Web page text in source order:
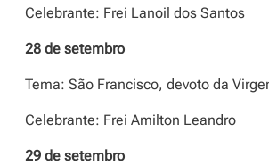
Celebrante: Frei Lanoil dos Santos
28 de setembro
Tema: São Francisco, devoto da
Celebrante: Frei Amilton Leandro
29 de setembro